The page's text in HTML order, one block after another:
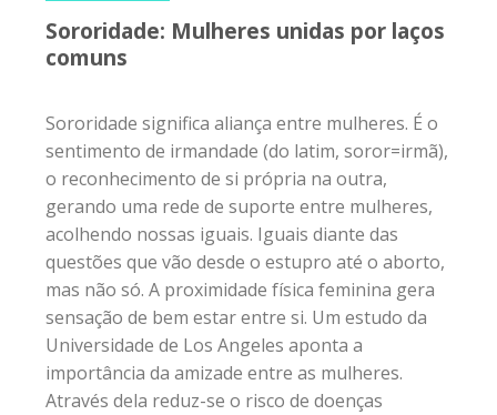
Sororidade: Mulheres unidas por laços
comuns
Sororidade significa aliança entre mulheres. É o
sentimento de irmandade (do latim, soror=irmã),
o reconhecimento de si própria na outra,
gerando uma rede de suporte entre mulheres,
acolhendo nossas iguais. Iguais diante das
questões que vão desde o estupro até o aborto,
mas não só. A proximidade física feminina gera
sensação de bem estar entre si. Um estudo da
Universidade de Los Angeles aponta a
importância da amizade entre as mulheres.
Através dela reduz-se o risco de doenças